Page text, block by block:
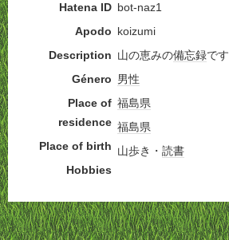
Hatena ID bot-naz1
Apodo koizumi
Description 山の恵みの備忘録です
Género 男性
Place of
residence
福島県
Place of birth
福島県
Hobbies
山歩き・ 読書